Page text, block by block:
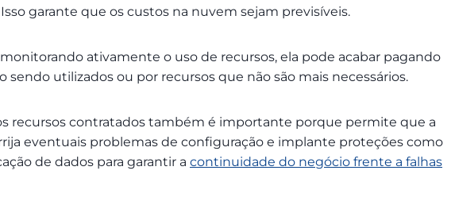
garante que os custos na nuvem sejam previsíveis.
ativamente o uso de recursos, ela pode acabar pagando
sendo utilizados ou por recursos que não são mais necessários.
recursos contratados também é importante porque permite que a
eventuais problemas de configuração e implante proteções como
de dados para garantir a continuidade do negócio frente a falhas